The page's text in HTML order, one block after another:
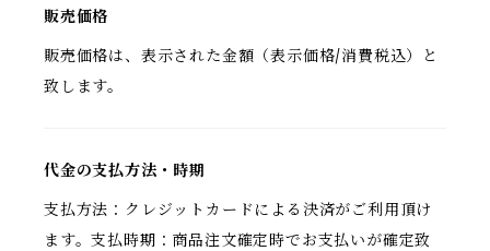
販売価格
販売価格は、表示された金額（表示価格/消費税込）と
致します。
代金の支払方法・時期
支払方法：クレジットカードによる決済がご利用頂け
ます。支払時期：商品注文確定時でお支払いが確定致